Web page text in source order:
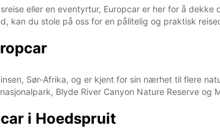
eller en eventyrtur, Europcar er her for å
kan du stole på oss for en pålitelig og praktisk
Sør-Afrika, og er kjent for sin nærhet til flere
Blyde River Canyon Nature Reserve og
i Hoedspruit